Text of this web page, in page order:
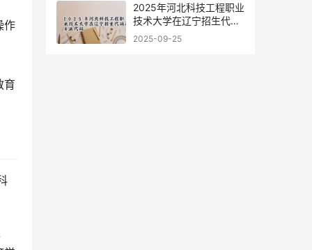
作
育
2025年河北科技工程职业
技术大学在辽宁招生代码
及专业代码
2025-09-25